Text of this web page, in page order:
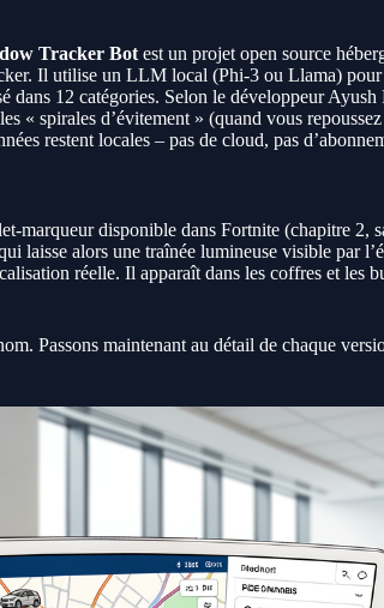
Tracker Bot est un projet open source
Il utilise un LLM local (Phi-3 ou Llama) pour
dans 12 catégories. Selon le développeur
« spirales d’évitement » (quand vous
restent locales – pas de cloud, pas
marqueur disponible dans Fortnite (chapitre 2,
laisse alors une traînée lumineuse visible par
réelle. Il apparaît dans les coffres et les
Passons maintenant au détail de chaque